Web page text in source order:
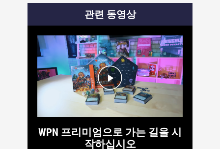
관련 동영상
WPN 프리미엄으로 가는 길을 시
작하십시오